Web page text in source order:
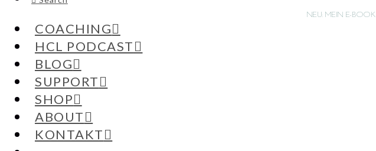
COACHING
HCL PODCAST
BLOG
SUPPORT
SHOP
ABOUT
KONTAKT
NEU: MEIN E-BOOK
Meditation ist nicht kompliziert, versprochen. Alles, was du für